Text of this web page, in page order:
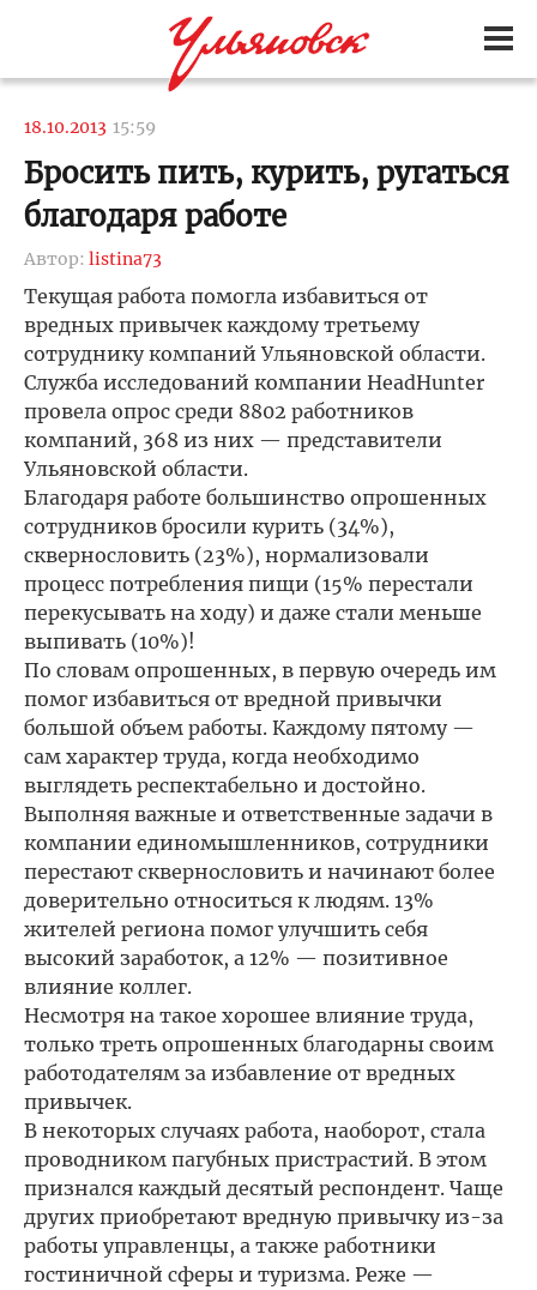
18.10.2013 15:59
Бросить пить, курить, ругаться
благодаря работе
Автор: listina73
Текущая работа помогла избавиться от
вредных привычек каждому третьему
сотруднику компаний Ульяновской области.
Служба исследований компании HeadHunter
провела опрос среди 8802 работников
компаний, 368 из них — представители
Ульяновской области.
Благодаря работе большинство опрошенных
сотрудников бросили курить (34%),
сквернословить (23%), нормализовали
процесс потребления пищи (15% перестали
перекусывать на ходу) и даже стали меньше
выпивать (10%)!
По словам опрошенных, в первую очередь им
помог избавиться от вредной привычки
большой объем работы. Каждому пятому —
сам характер труда, когда необходимо
выглядеть респектабельно и достойно.
Выполняя важные и ответственные задачи в
компании единомышленников, сотрудники
перестают сквернословить и начинают более
доверительно относиться к людям. 13%
жителей региона помог улучшить себя
высокий заработок, а 12% — позитивное
влияние коллег.
Несмотря на такое хорошее влияние труда,
только треть опрошенных благодарны своим
работодателям за избавление от вредных
привычек.
В некоторых случаях работа, наоборот, стала
проводником пагубных пристрастий. В этом
признался каждый десятый респондент. Чаще
других приобретают вредную привычку из-за
работы управленцы, а также работники
гостиничной сферы и туризма. Реже —